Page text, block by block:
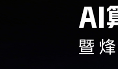
行业解决方案
运营商解决方案